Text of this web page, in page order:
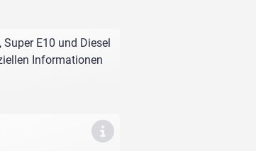
E10 und Diesel
Informationen